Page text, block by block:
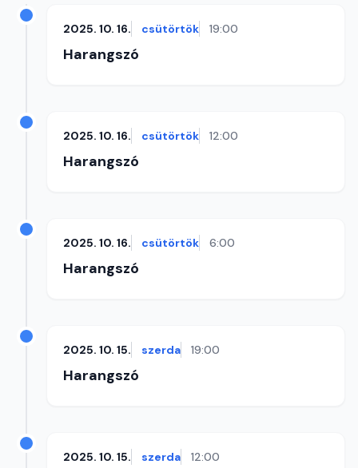
2025. 10. 16. csütörtök 19:00
Harangszó
2025. 10. 16. csütörtök 12:00
Harangszó
2025. 10. 16. csütörtök 6:00
Harangszó
2025. 10. 15. szerda 19:00
Harangszó
2025. 10. 15. szerda 12:00